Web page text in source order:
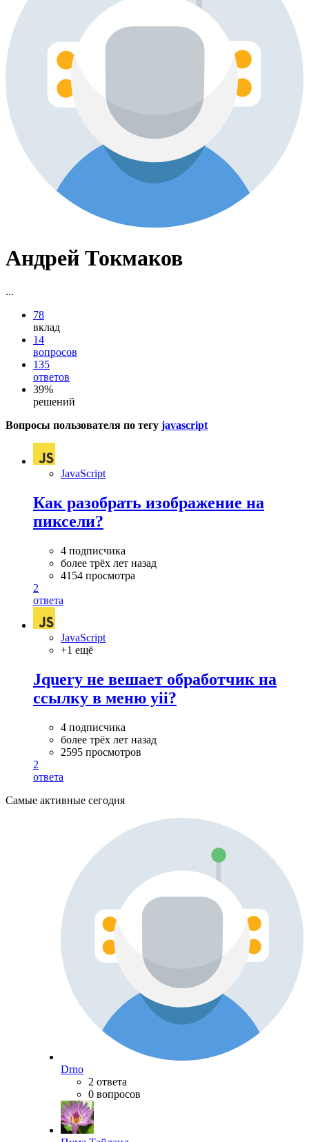
Андрей Токмаков
...
78
вклад
14
вопросов
135
ответов
39%
решений
Вопросы пользователя по тегу javascript
JavaScript
Как разобрать изображение на
пиксели?
4 подписчика
более трёх лет назад
4154 просмотра
2
ответа
JavaScript
+1 ещё
Jquery не вешает обработчик на
ссылку в меню yii?
4 подписчика
более трёх лет назад
2595 просмотров
2
ответа
Самые активные сегодня
Drno
2 ответа
0 вопросов